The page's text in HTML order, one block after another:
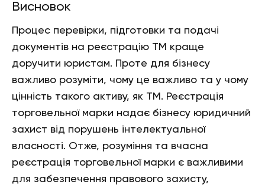
Висновок
Процес перевірки, підготовки та подачі
документів на реєстрацію ТМ краще
доручити юристам. Проте для бізнесу
важливо розуміти, чому це важливо та у чому
цінність такого активу, як ТМ. Реєстрація
торговельної марки надає бізнесу юридичний
захист від порушень інтелектуальної
власності. Отже, розуміння та вчасна
реєстрація торговельної марки є важливими
для забезпечення правового захисту,